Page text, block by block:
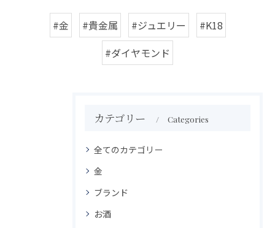
#金 #貴金属 #ジュエリー
#K18
#ダイヤモンド
カテゴリー Categories
全てのカテゴリー
金
ブランド
お酒